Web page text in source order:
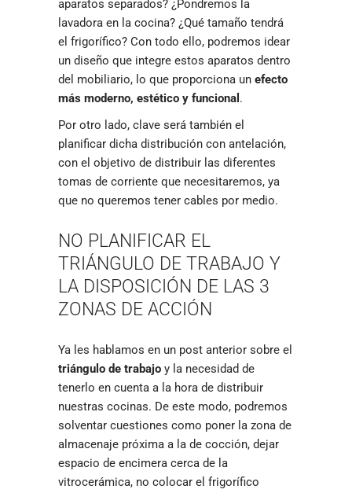
aparatos separados? ¿Pondremos la
lavadora en la cocina? ¿Qué tamaño tendrá
el frigorífico? Con todo ello, podremos idear
un diseño que integre estos aparatos dentro
del mobiliario, lo que proporciona un efecto
más moderno, estético y funcional .
Por otro lado, clave será también el
planificar dicha distribución con antelación,
con el objetivo de distribuir las diferentes
tomas de corriente que necesitaremos, ya
que no queremos tener cables por medio.
NO PLANIFICAR EL
TRIÁNGULO DE TRABAJO Y
LA DISPOSICIÓN DE LAS 3
ZONAS DE ACCIÓN
Ya les hablamos en un post anterior sobre el
triángulo de trabajo y la necesidad de
tenerlo en cuenta a la hora de distribuir
nuestras cocinas. De este modo, podremos
solventar cuestiones como poner la zona de
almacenaje próxima a la de cocción, dejar
espacio de encimera cerca de la
vitrocerámica, no colocar el frigorífico